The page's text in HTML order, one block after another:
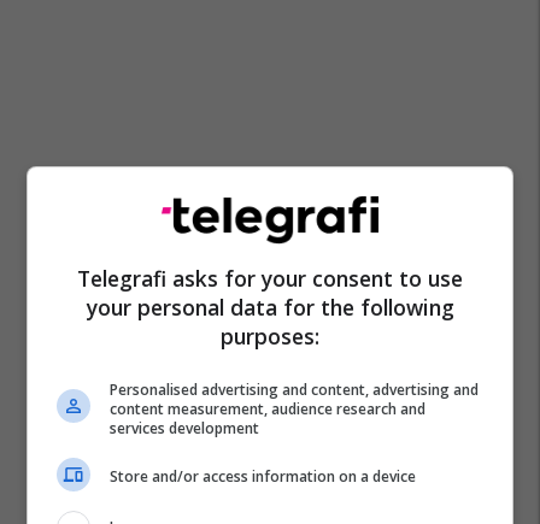
Telegrafi asks for your consent to use
your personal data for the following
purposes:
Personalised advertising and content, advertising and
content measurement, audience research and
services development
Store and/or access information on a device